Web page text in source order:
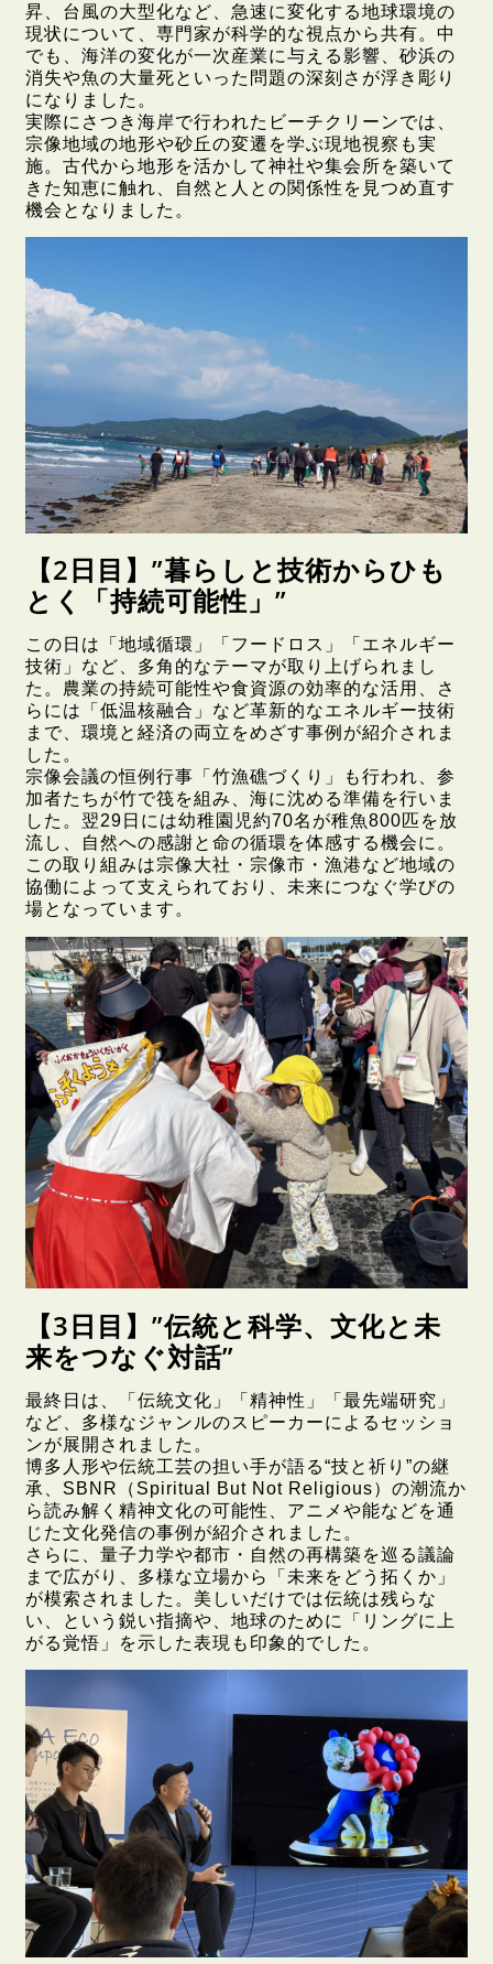
昇、台風の大型化など、急速に変化する地球環境の
現状について、専門家が科学的な視点から共有。中
でも、海洋の変化が一次産業に与える影響、砂浜の
消失や魚の大量死といった問題の深刻さが浮き彫り
になりました。
実際にさつき海岸で行われたビーチクリーンでは、
宗像地域の地形や砂丘の変遷を学ぶ現地視察も実
施。古代から地形を活かして神社や集会所を築いて
きた知恵に触れ、自然と人との関係性を見つめ直す
機会となりました。
【2日目】”暮らしと技術からひも
とく「持続可能性」”
この日は「地域循環」「フードロス」「エネルギー
技術」など、多角的なテーマが取り上げられまし
た。農業の持続可能性や食資源の効率的な活用、さ
らには「低温核融合」など革新的なエネルギー技術
まで、環境と経済の両立をめざす事例が紹介されま
した。
宗像会議の恒例行事「竹漁礁づくり」も行われ、参
加者たちが竹で筏を組み、海に沈める準備を行いま
した。翌29日には幼稚園児約70名が稚魚800匹を放
流し、自然への感謝と命の循環を体感する機会に。
この取り組みは宗像大社・宗像市・漁港など地域の
協働によって支えられており、未来につなぐ学びの
場となっています。
【3日目】”伝統と科学、文化と未
来をつなぐ対話”
最終日は、「伝統文化」「精神性」「最先端研究」
など、多様なジャンルのスピーカーによるセッショ
ンが展開されました。
博多人形や伝統工芸の担い手が語る“技と祈り”の継
承、SBNR（Spiritual But Not Religious）の潮流か
ら読み解く精神文化の可能性、アニメや能などを通
じた文化発信の事例が紹介されました。
さらに、量子力学や都市・自然の再構築を巡る議論
まで広がり、多様な立場から「未来をどう拓くか」
が模索されました。美しいだけでは伝統は残らな
い、という鋭い指摘や、地球のために「リングに上
がる覚悟」を示した表現も印象的でした。